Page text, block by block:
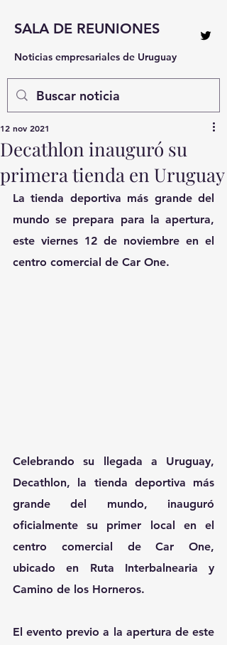
SALA DE REUNIONES
Noticias empresariales de Uruguay
Decathlon inauguró su
primera tienda en Uruguay
12 nov 2021
La tienda deportiva más grande del
mundo se prepara para la apertura,
este viernes 12 de noviembre en el
centro comercial de Car One.
Celebrando su llegada a Uruguay,
Decathlon, la tienda deportiva más
grande del mundo, inauguró
oficialmente su primer local en el
centro comercial de Car One,
ubicado en Ruta Interbalnearia y
Camino de los Horneros.
El evento previo a la apertura de este